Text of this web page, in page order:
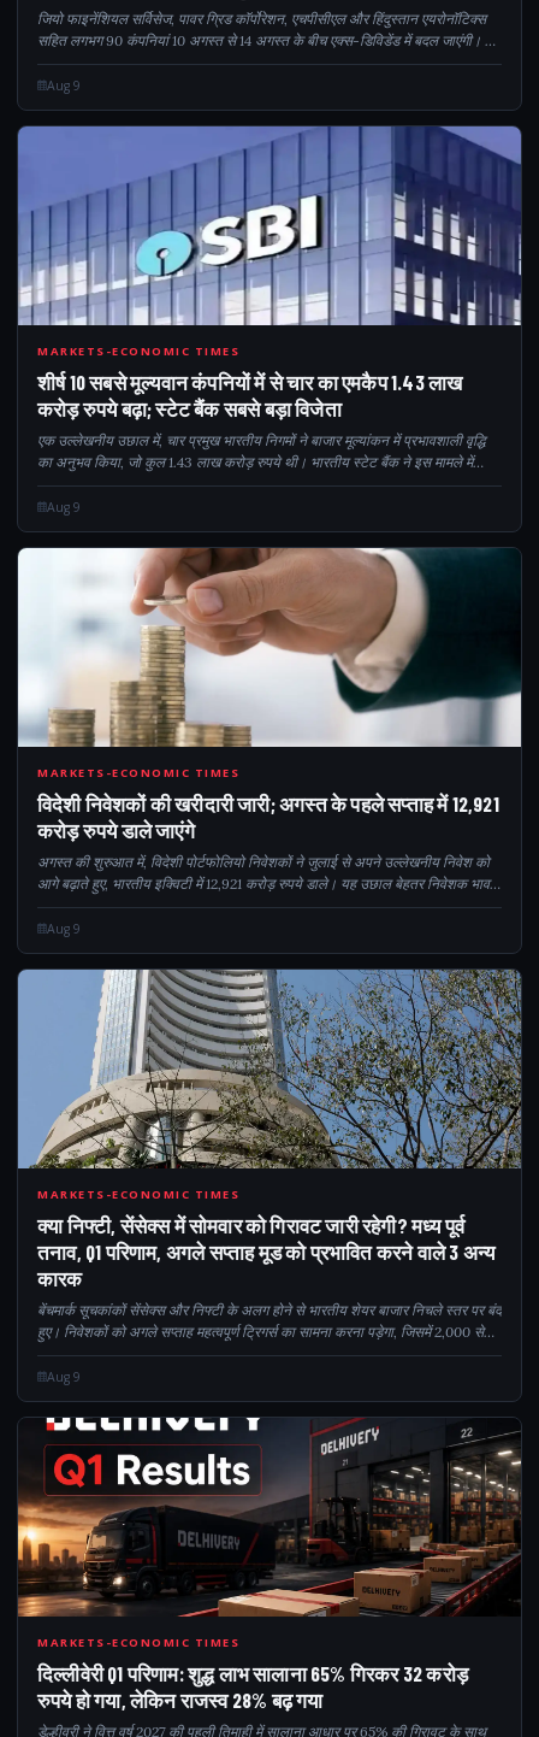
जियो फाइनेंशियल सर्विसेज, पावर ग्रिड कॉर्पोरेशन, एचपीसीएल और हिंदुस्तान एयरोनॉटिक्स
सहित लगभग 90 कंपनियां 10 अगस्त से 14 अगस्त के बीच एक्स-डिविडेंड में बदल जाएंगी। इन
शेयरों को अपने डीमैट खाते में रखने वाले निवेशक...
Aug 9
101
MARKETS-ECONOMIC TIMES
शीर्ष 10 सबसे मूल्यवान कंपनियों में से चार का एमकैप 1.43 लाख
करोड़ रुपये बढ़ा; स्टेट बैंक सबसे बड़ा विजेता
एक उल्लेखनीय उछाल में, चार प्रमुख भारतीय निगमों ने बाजार मूल्यांकन में प्रभावशाली वृद्धि
का अनुभव किया, जो कुल 1.43 लाख करोड़ रुपये थी। भारतीय स्टेट बैंक ने इस मामले में
नेतृत्व किया, जिससे उसका मूल्यांकन 63,922 करोड़ रुपये बढ़ गया। हे...
Aug 9
129
MARKETS-ECONOMIC TIMES
विदेशी निवेशकों की खरीदारी जारी; अगस्त के पहले सप्ताह में 12,921
करोड़ रुपये डाले जाएंगे
अगस्त की शुरुआत में, विदेशी पोर्टफोलियो निवेशकों ने जुलाई से अपने उल्लेखनीय निवेश को
आगे बढ़ाते हुए, भारतीय इक्विटी में 12,921 करोड़ रुपये डाले। यह उछाल बेहतर निवेशक भावना
और अनुकूल व्यापक आर्थिक स्थिति का संकेत देता है...
Aug 9
Q13
MARKETS-ECONOMIC TIMES
क्या निफ्टी, सेंसेक्स में सोमवार को गिरावट जारी रहेगी? मध्य पूर्व
तनाव, Q1 परिणाम, अगले सप्ताह मूड को प्रभावित करने वाले 3 अन्य
कारक
बेंचमार्क सूचकांकों सेंसेक्स और निफ्टी के अलग होने से भारतीय शेयर बाजार निचले स्तर पर बंद
हुए। निवेशकों को अगले सप्ताह महत्वपूर्ण ट्रिगर्स का सामना करना पड़ेगा, जिसमें 2,000 से
अधिक Q1 आय घोषणाएं, मध्य पूर्व की भौगोलिक स्थिति के बीच कच्चे तेल की कीमतों में उतार-
चढ़ाव शामिल हैं...
Aug 9
Q16
MARKETS-ECONOMIC TIMES
दिल्लीवेरी Q1 परिणाम: शुद्ध लाभ सालाना 65% गिरकर 32 करोड़
रुपये हो गया, लेकिन राजस्व 28% बढ़ गया
डेल्हीवरी ने वित्त वर्ष 2027 की पहली तिमाही में सालाना आधार पर 65% की गिरावट के साथ